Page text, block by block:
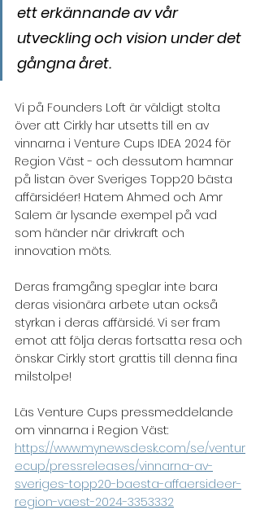
ett erkännande av vår
utveckling och vision under det
gångna året.
Vi på Founders Loft är väldigt stolta
över att Cirkly har utsetts till en av
vinnarna i Venture Cups IDEA 2024 för
Region Väst - och dessutom hamnar
på listan över Sveriges Topp20 bästa
affärsidéer! Hatem Ahmed och Amr
Salem är lysande exempel på vad
som händer när drivkraft och
innovation möts.
Deras framgång speglar inte bara
deras visionära arbete utan också
styrkan i deras affärsidé. Vi ser fram
emot att följa deras fortsatta resa och
önskar Cirkly stort grattis till denna fina
milstolpe!
Läs Venture Cups pressmeddelande
om vinnarna i Region Väst:
https://www.mynewsdesk.com/se/ventur
ecup/pressreleases/vinnarna-av-
sveriges-topp20-baesta-affaersideer-
region-vaest-2024-3353332